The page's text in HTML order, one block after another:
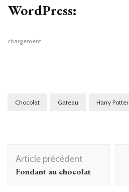
nouvelle
fenêtre)
WordPress:
chargement…
Chocolat Gateau Harry Potter
Navigation
d'article
Article précédent
Fondant au chocolat